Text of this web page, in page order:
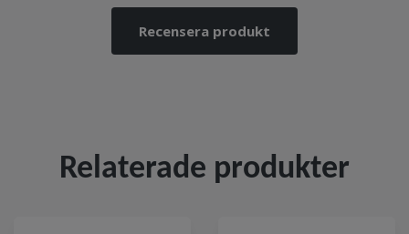
Recensera produkt
Relaterade produkter